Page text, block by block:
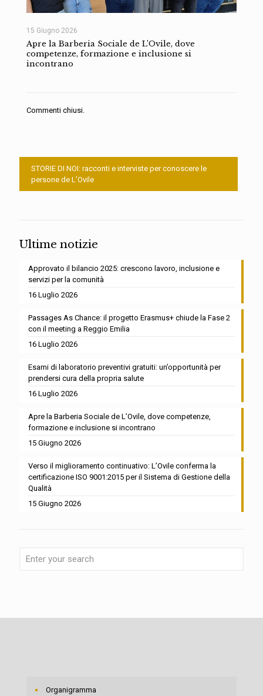
15 Giugno 2026
Apre la Barberia Sociale de L’Ovile, dove
competenze, formazione e inclusione si
incontrano
Commenti chiusi.
STORIE DI NOI: racconti e interviste per conoscere le
persone de L’Ovile
Ultime notizie
Approvato il bilancio 2025: crescono lavoro, inclusione e
servizi per la comunità
16 Luglio 2026
Passages As Chance: il progetto Erasmus+ chiude la Fase 2
con il meeting a Reggio Emilia
16 Luglio 2026
Esami di laboratorio preventivi gratuiti: un’opportunità per
prendersi cura della propria salute
16 Luglio 2026
Apre la Barberia Sociale de L’Ovile, dove competenze,
formazione e inclusione si incontrano
15 Giugno 2026
Verso il miglioramento continuativo: L’Ovile conferma la
certificazione ISO 9001:2015 per il Sistema di Gestione della
Qualità
15 Giugno 2026
Organigramma